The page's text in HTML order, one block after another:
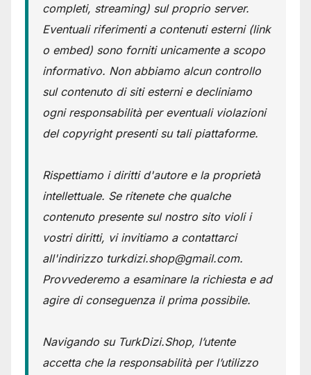
completi, streaming) sul proprio server.
Eventuali riferimenti a contenuti esterni (link
o embed) sono forniti unicamente a scopo
informativo. Non abbiamo alcun controllo
sul contenuto di siti esterni e decliniamo
ogni responsabilità per eventuali violazioni
del copyright presenti su tali piattaforme.
Rispettiamo i diritti d'autore e la proprietà
intellettuale. Se ritenete che qualche
contenuto presente sul nostro sito violi i
vostri diritti, vi invitiamo a contattarci
all'indirizzo turkdizi.shop@gmail.com.
Provvederemo a esaminare la richiesta e ad
agire di conseguenza il prima possibile.
Navigando su TurkDizi.Shop, l’utente
accetta che la responsabilità per l’utilizzo